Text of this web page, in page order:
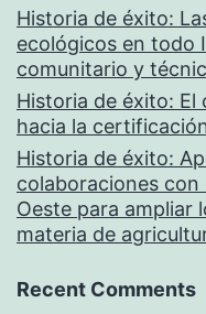
Historia de éxito:
ecológicos en todo
comunitario y
Historia de éxito: El
hacia la
Historia de éxito:
colaboraciones con
Oeste para ampliar
materia de
Recent Comments